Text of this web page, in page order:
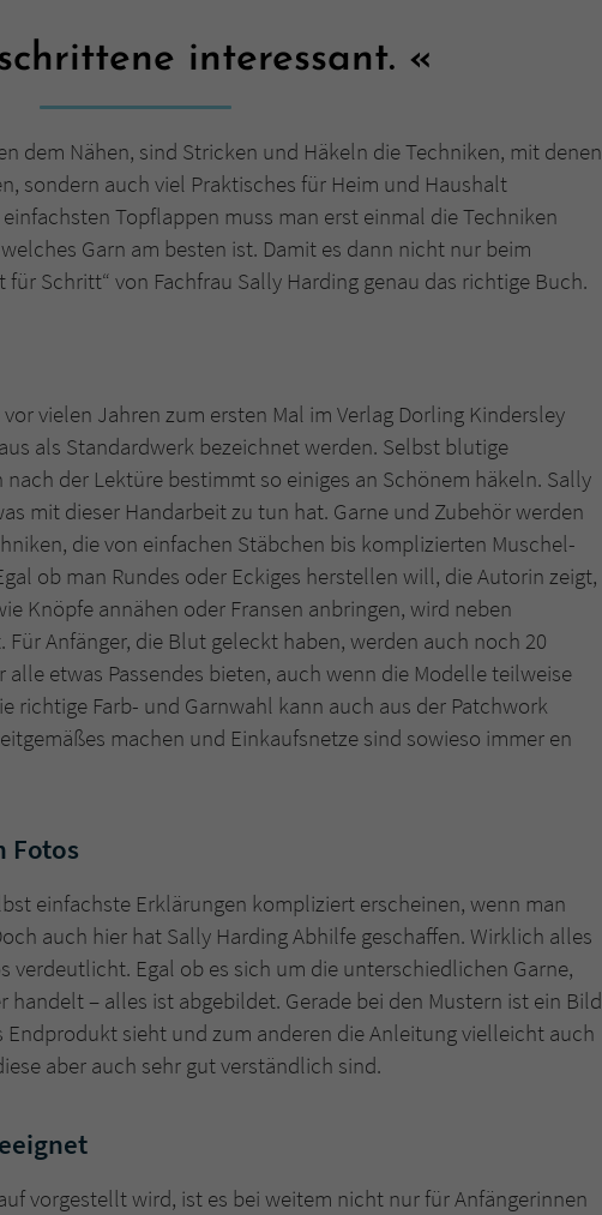
interessant.
dem Nähen, sind Stricken und Häkeln die Techniken, mit denen
sondern auch viel Praktisches für Heim und Haushalt
Topflappen muss man erst einmal die Techniken
Garn am besten ist. Damit es dann nicht nur beim
Schritt“ von Fachfrau Sally Harding genau das richtige Buch.
vielen Jahren zum ersten Mal im Verlag Dorling Kindersley
als Standardwerk bezeichnet werden. Selbst blutige
der Lektüre bestimmt so einiges an Schönem häkeln. Sally
mit dieser Handarbeit zu tun hat. Garne und Zubehör werden
die von einfachen Stäbchen bis komplizierten Muschel-
ob man Rundes oder Eckiges herstellen will, die Autorin zeigt,
Knöpfe annähen oder Fransen anbringen, wird neben
Anfänger, die Blut geleckt haben, werden auch noch 20
etwas Passendes bieten, auch wenn die Modelle teilweise
richtige Farb- und Garnwahl kann auch aus der Patchwork
machen und Einkaufsnetze sind sowieso immer en
Fotos
einfachste Erklärungen kompliziert erscheinen, wenn man
auch hier hat Sally Harding Abhilfe geschaffen. Wirklich alles
verdeutlicht. Egal ob es sich um die unterschiedlichen Garne,
– alles ist abgebildet. Gerade bei den Mustern ist ein Bild
sieht und zum anderen die Anleitung vielleicht auch
aber auch sehr gut verständlich sind.
vorgestellt wird, ist es bei weitem nicht nur für Anfängerinnen
Name tx_pwcomments_ahash
Anbieter
Laufzeit 1 Jahr
Zweck Cookie für Kommentare einzelner Buchtitel
Laufzeit Session
Zweck
Dieses Cookie gewährleistet die Kommunikation der
Webseite mit dem Benutzer. Es wird benötigt um z. B.
den Sicherheitscode des Kontaktformulars zu
überprüfen.